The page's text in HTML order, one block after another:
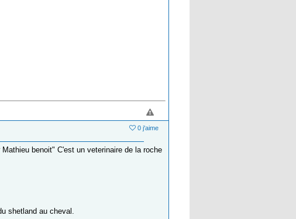
0 j'aime
benoit" C'est un veterinaire de la roche
shetland au cheval.